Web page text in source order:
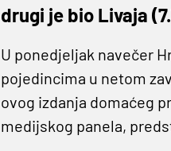
drugi je bio Livaja
U ponedjeljak navečer
pojedincima u netom
ovog izdanja domaćeg
medijskog panela,